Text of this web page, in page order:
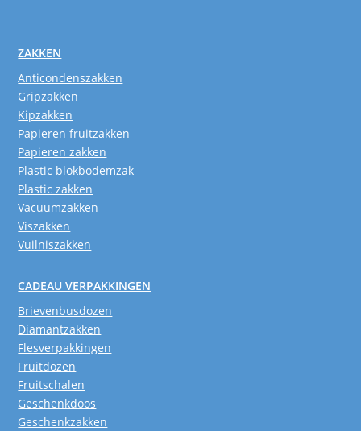
ZAKKEN
Anticondenszakken
Gripzakken
Kipzakken
Papieren fruitzakken
Papieren zakken
Plastic blokbodemzak
Plastic zakken
Vacuumzakken
Viszakken
Vuilniszakken
CADEAU VERPAKKINGEN
Brievenbusdozen
Diamantzakken
Flesverpakkingen
Fruitdozen
Fruitschalen
Geschenkdoos
Geschenkzakken